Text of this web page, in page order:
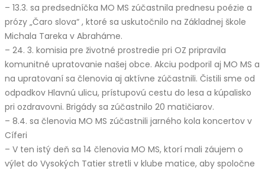
– 13.3. sa predsedníčka MO MS zúčastnila prednesu poézie a
prózy „Čaro slova“ , ktoré sa uskutočnilo na Základnej škole
Michala Tareka v Abraháme.
– 24. 3. komisia pre životné prostredie pri OZ pripravila
komunitné upratovanie našej obce. Akciu podporil aj MO MS a
na upratovaní sa členovia aj aktívne zúčastnili. Čistili sme od
odpadkov Hlavnú ulicu, prístupovú cestu do lesa a kúpalisko
pri ozdravovni. Brigády sa zúčastnilo 20 matičiarov.
– 8.4. sa členovia MO MS zúčastnili jarného kola koncertov v
Cíferi
– V ten istý deň sa 14 členovia MO MS, ktorí mali záujem o
výlet do Vysokých Tatier stretli v klube matice, aby spoločne